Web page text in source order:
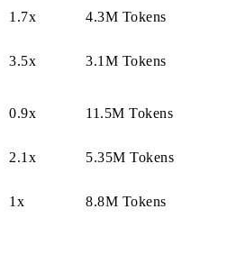
1.7x 4.3M Tokens
3.5x 3.1M Tokens
0.9x 11.5M Tokens
2.1x 5.35M Tokens
1x 8.8M Tokens